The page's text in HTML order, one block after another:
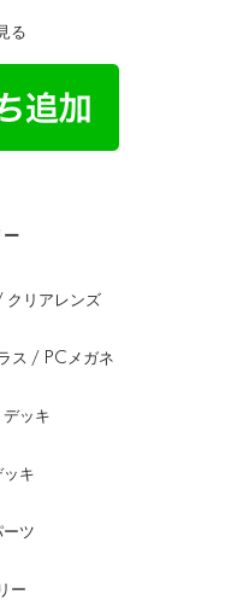
る
ー
リアレンズ
ス / PCメガネ
デッキ
ッキ
ーツ
ー